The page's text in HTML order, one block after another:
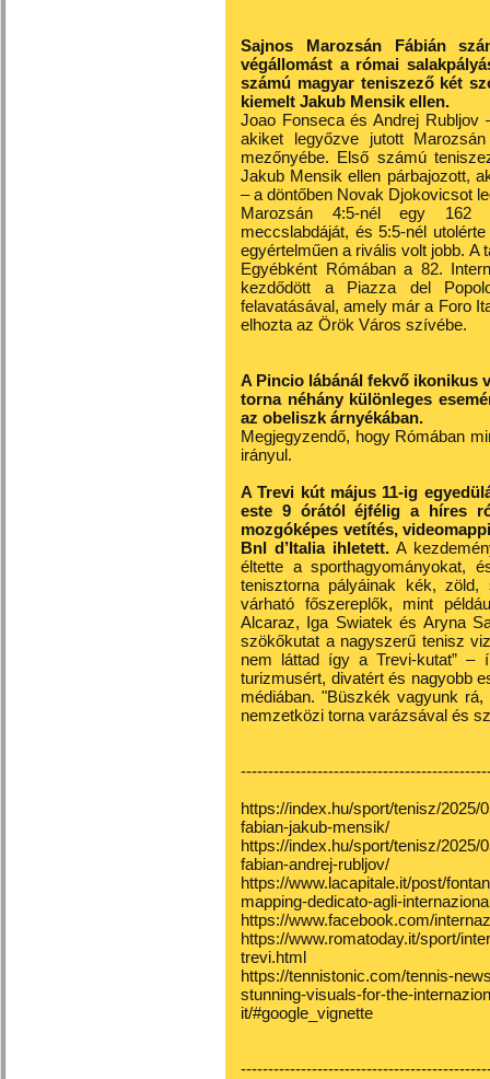
Sajnos Marozsán Fábián
végállomást a római
számú magyar teniszező két
kiemelt Jakub Mensik ellen.
Joao Fonseca és Andrej Rubljov
akiket legyőzve jutott
mezőnyébe. Első számú
Jakub Mensik ellen párbajozott,
– a döntőben Novak Djokovicsot
Marozsán 4:5-nél egy 162
meccslabdáját, és 5:5-nél
egyértelműen a rivális volt jobb. A
Egyébként Rómában a 82.
kezdődött a Piazza del
felavatásával, amely már a Foro
elhozta az Örök Város szívébe.
A Pincio lábánál fekvő ikonikus
torna néhány különleges
az obeliszk árnyékában.
Megjegyzendő, hogy Rómában
irányul.
A Trevi kút május 11-ig
este 9 órától éjfélig a híres
mozgóképes vetítés,
Bnl d’Italia ihletett.A
éltette a sporthagyományokat,
tenisztorna pályáinak kék,
várható főszereplők, mint
Alcaraz, Iga Swiatek és Aryna
szökőkutat a nagyszerű tenisz
nem láttad így a Trevi-kutat” –
turizmusért, divatért és nagyobb
médiában. "Büszkék vagyunk
nemzetközi torna varázsával és
https://index.hu/sport/tenisz/2025/
fabian-jakub-mensik/
https://index.hu/sport/tenisz/2025/
fabian-andrej-rubljov/
https://www.lacapitale.it/post/
mapping-dedicato-agli-
https://www.facebook.com/
https://www.romatoday.it/sport/
trevi.html
https://tennistonic.com/tennis-
stunning-visuals-for-the-
it/#google_vignette